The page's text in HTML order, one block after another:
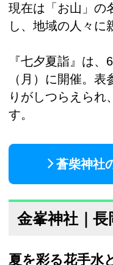
現在は「お山」の
し、地域の人々に
『七夕夏詣』は
（月）に開催。
りがしつらえられ
す。
蒼柴神社
金峯神社｜長
夏を彩る花手水